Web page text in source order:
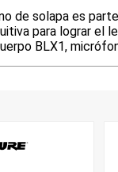
de solapa es
para lograr el
BLX1,